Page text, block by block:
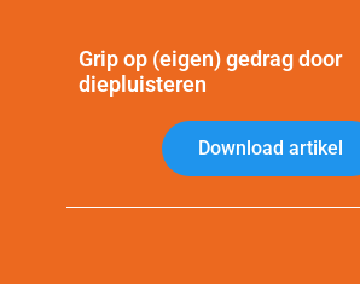
Grip op (eigen) gedrag door
diepluisteren
Download artikel